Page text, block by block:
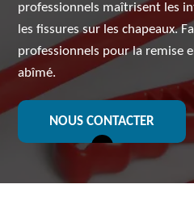
professionnels maîtrisent les
les fissures sur les chapeaux.
professionnels pour la remise
abîmé.
NOUS CONTACTER